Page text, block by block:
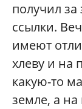
получил за
ссылки.
имеют
хлеву и на
какую-то
земле, а